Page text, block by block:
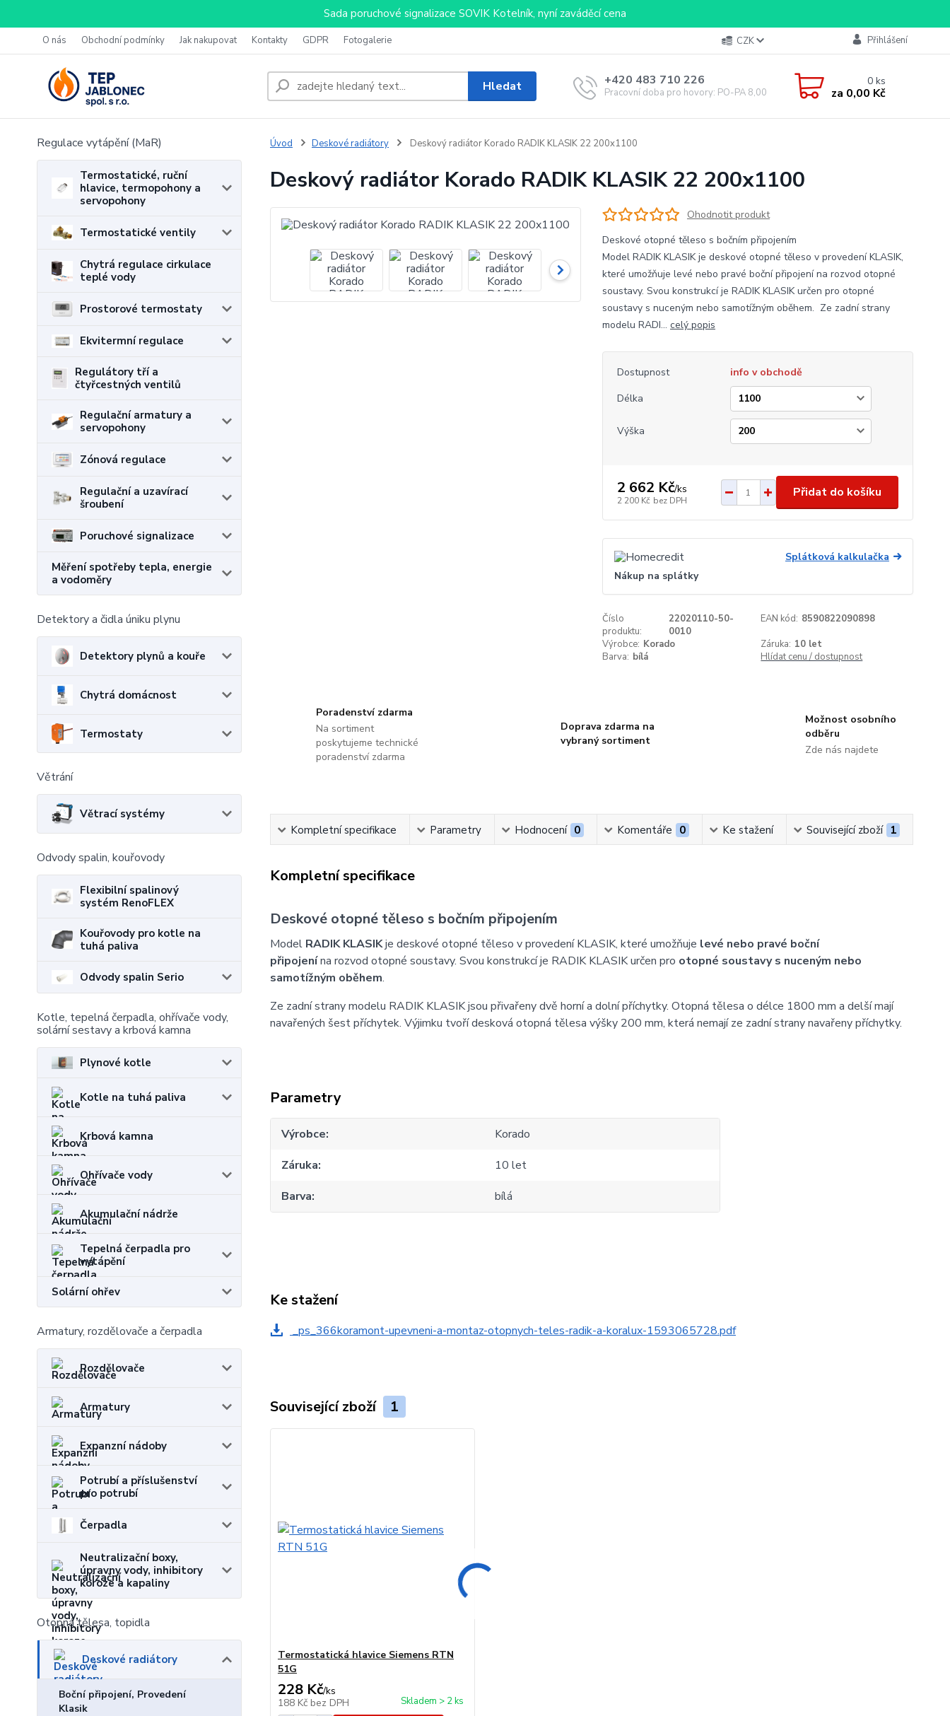
Sada poruchové signalizace SOVIK Kotelník, nyní zaváděcí cena
O nás Obchodní podmínky Jak nakupovat Kontakty GDPR Fotogalerie CZK Přihlášení
Hledat +420 483 710 226
Pracovní doba pro hovory: PO-PA 8,00-16,00
0ks
za 0,00 Kč
Regulace vytápění (MaR)
Termostatické, ruční
hlavice, termopohony a
servopohony
Termostatické ventily
Chytrá regulace cirkulace
teplé vody
Prostorové termostaty
Ekvitermní regulace
Regulátory tří a
čtyřcestných ventilů
Regulační armatury a
servopohony
Zónová regulace
Regulační a uzavírací
šroubení
Poruchové signalizace
Měření spotřeby tepla, energie
a vodoměry
Detektory a čidla úniku plynu
Detektory plynů a kouře
Chytrá domácnost
Termostaty
Větrání
Větrací systémy
Odvody spalin, kouřovody
Flexibilní spalinový
systém RenoFLEX
Kouřovody pro kotle na
tuhá paliva
Odvody spalin Serio
Kotle, tepelná čerpadla, ohřívače vody,
solární sestavy a krbová kamna
Plynové kotle
Kotle na tuhá paliva
Krbová kamna
Ohřívače vody
Akumulační nádrže
Tepelná čerpadla pro
vytápění
Solární ohřev
Armatury, rozdělovače a čerpadla
Rozdělovače
Armatury
Expanzní nádoby
Potrubí a příslušenství
pro potrubí
Čerpadla
Neutralizační boxy,
úpravny vody, inhibitory
koroze a kapaliny
Otopná tělesa, topidla
Deskové radiátory
Boční připojení, Provedení
Klasik
Úvod Deskové radiátory Deskový radiátor Korado RADIK KLASIK 22 200x1100
Deskový radiátor Korado RADIK KLASIK 22 200x1100
Ohodnotit produkt
Deskové otopné těleso s bočním připojením
Model RADIK KLASIK je deskové otopné těleso v provedení KLASIK,
které umožňuje levé nebo pravé boční připojení na rozvod otopné
soustavy. Svou konstrukcí je RADIK KLASIK určen pro otopné
soustavy s nuceným nebo samotížným oběhem. Ze zadní strany
modelu RADI... celý popis
Dostupnost
info v obchodě
Délka
Výška
2 662 Kč/ks
2 200 Kč bez DPH
Přidat do košíku
Splátková kalkulačka
Nákup na splátky
Číslo
produktu:
22020110-50-
0010
EAN kód: 8590822090898
Výrobce: Korado Záruka: 10 let
Barva: bílá Hlídat cenu / dostupnost
Poradenství zdarma
Na sortiment
poskytujeme technické
poradenství zdarma
Doprava zdarma na
vybraný sortiment
Možnost osobního
odběru
Zde nás najdete
Kompletní specifikace Parametry Hodnocení 0 Komentáře 0 Ke stažení Související zboží 1
Kompletní specifikace
Deskové otopné těleso s bočním připojením
Model RADIK KLASIKje deskové otopné těleso v provedení KLASIK, které umožňuje levé nebo pravé boční
připojenína rozvod otopné soustavy. Svou konstrukcí je RADIK KLASIK určen pro otopné soustavy s nuceným nebo
samotížným oběhem.
Ze zadní strany modelu RADIK KLASIK jsou přivařeny dvě horní a dolní příchytky. Otopná tělesa o délce 1800 mm a delší mají
navařených šest příchytek. Výjimku tvoří desková otopná tělesa výšky 200 mm, která nemají ze zadní strany navařeny příchytky.
Parametry
Výrobce
Korado
Záruka
10 let
Barva
bílá
Ke stažení
_ps_366koramont-upevneni-a-montaz-otopnych-teles-radik-a-koralux-1593065728.pdf
Související zboží 1
Termostatická hlavice Siemens RTN
51G
228 Kč/ks
188 Kč bez DPH Skladem > 2 ks